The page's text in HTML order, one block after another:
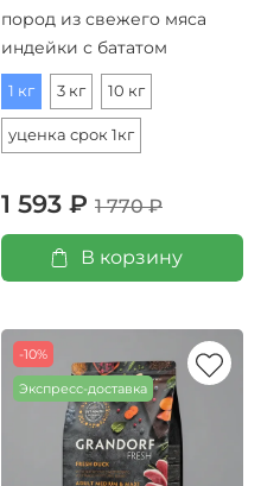
пород из свежего мяса
индейки с бататом
1 кг 3 кг 10 кг
уценка срок 1кг
1 593 ₽ 1 770 ₽
В корзину
-10%
Экспресс-доставка